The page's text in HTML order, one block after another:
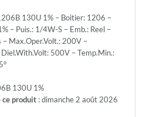
130U 1% – Boitier: 1206 –
– Puis.: 1/4W-S – Emb.: Reel –
– Max.Oper.Volt.: 200V –
500V – Temp.Min.:
130U 1%
ce produit: dimanche 2 août 2026